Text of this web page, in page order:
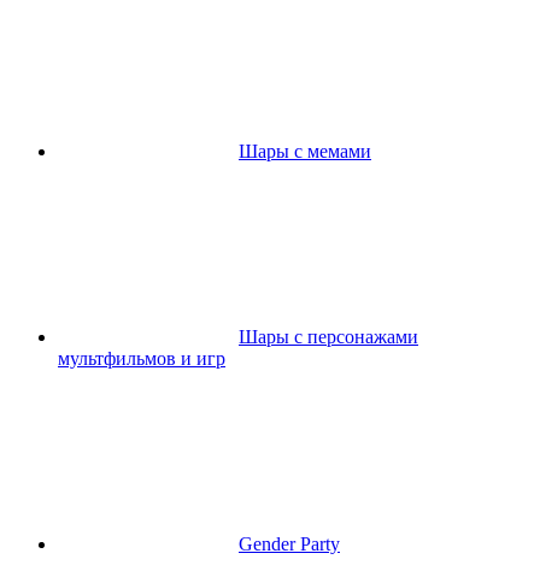
Шары с мемами
Шары с персонажами
мультфильмов и игр
Gender Party